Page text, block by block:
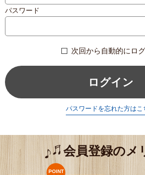
パスワード
次回から自動的にロ
ログイン
パスワードを忘れた方はこ
会員登録のメ
POINT